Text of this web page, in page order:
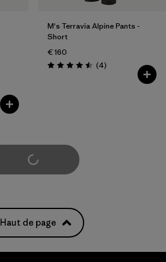
M's Terravia Alpine Pants -
Short
€ 160
Évaluation: 4.5 / 5
(4Avis
)
Voir plus
Haut de page